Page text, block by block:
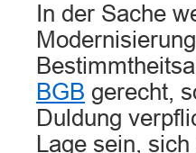
In der Sache
BGB gerecht,
Duldung
Lage sein,